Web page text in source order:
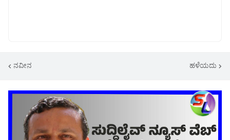
ನವೀನ ಹಳೆಯದು